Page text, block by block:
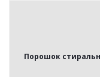
Порошок